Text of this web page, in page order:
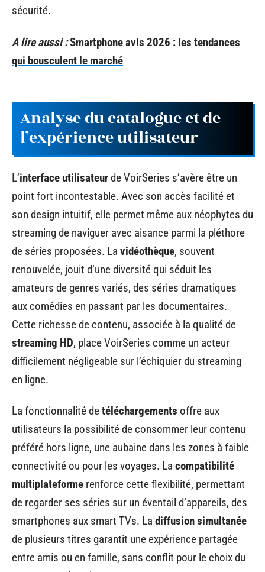
sécurité.
A lire aussi :Smartphone avis 2026 : les tendances
qui bousculent le marché
Analyse du catalogue et de
l’expérience utilisateur
L’interface utilisateurde VoirSeries s’avère être un
point fort incontestable. Avec son accès facilité et
son design intuitif, elle permet même aux néophytes du
streaming de naviguer avec aisance parmi la pléthore
de séries proposées. La vidéothèque, souvent
renouvelée, jouit d’une diversité qui séduit les
amateurs de genres variés, des séries dramatiques
aux comédies en passant par les documentaires.
Cette richesse de contenu, associée à la qualité de
streaming HD, place VoirSeries comme un acteur
difficilement négligeable sur l’échiquier du streaming
en ligne.
La fonctionnalité detéléchargements offre aux
utilisateurs la possibilité de consommer leur contenu
préféré hors ligne, une aubaine dans les zones à faible
connectivité ou pour les voyages. La compatibilité
multiplateforme renforce cette flexibilité, permettant
de regarder ses séries sur un éventail d’appareils, des
smartphones aux smart TVs. La diffusion simultanée
de plusieurs titres garantit une expérience partagée
entre amis ou en famille, sans conflit pour le choix du